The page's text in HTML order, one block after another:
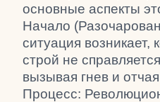
основные аспекты
Начало
ситуация
строй не
вызывая гнев и
Процесс: